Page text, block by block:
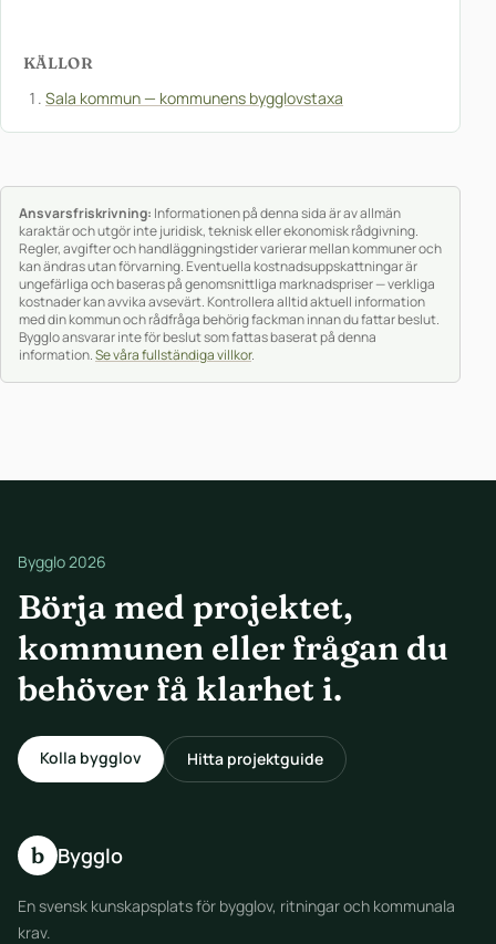
KÄLLOR
Sala kommun — kommunens bygglovstaxa
Ansvarsfriskrivning: Informationen på denna sida är av allmän
karaktär och utgör inte juridisk, teknisk eller ekonomisk rådgivning.
Regler, avgifter och handläggningstider varierar mellan kommuner och
kan ändras utan förvarning. Eventuella kostnadsuppskattningar är
ungefärliga och baseras på genomsnittliga marknadspriser — verkliga
kostnader kan avvika avsevärt. Kontrollera alltid aktuell information
med din kommun och rådfråga behörig fackman innan du fattar beslut.
Bygglo ansvarar inte för beslut som fattas baserat på denna
information.Se våra fullständiga villkor.
Bygglo 2026
Börja med projektet,
kommunen eller frågan du
behöver få klarhet i.
Kolla bygglov Hitta projektguide
b Bygglo
En svensk kunskapsplats för bygglov, ritningar och kommunala
krav.